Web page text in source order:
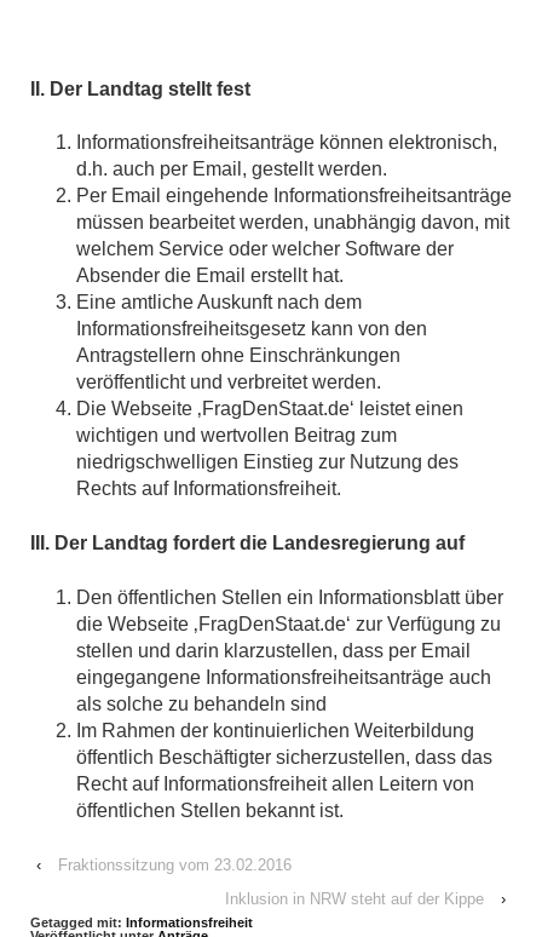
II. Der Landtag stellt fest
Informationsfreiheitsanträge können elektronisch,
d.h. auch per Email, gestellt werden.
Per Email eingehende Informationsfreiheitsanträge
müssen bearbeitet werden, unabhängig davon, mit
welchem Service oder welcher Software der
Absender die Email erstellt hat.
Eine amtliche Auskunft nach dem
Informationsfreiheitsgesetz kann von den
Antragstellern ohne Einschränkungen
veröffentlicht und verbreitet werden.
Die Webseite ‚FragDenStaat.de‘ leistet einen
wichtigen und wertvollen Beitrag zum
niedrigschwelligen Einstieg zur Nutzung des
Rechts auf Informationsfreiheit.
III. Der Landtag fordert die Landesregierung auf
Den öffentlichen Stellen ein Informationsblatt über
die Webseite ‚FragDenStaat.de‘ zur Verfügung zu
stellen und darin klarzustellen, dass per Email
eingegangene Informationsfreiheitsanträge auch
als solche zu behandeln sind
Im Rahmen der kontinuierlichen Weiterbildung
öffentlich Beschäftigter sicherzustellen, dass das
Recht auf Informationsfreiheit allen Leitern von
öffentlichen Stellen bekannt ist.
‹
Fraktionssitzung vom 23.02.2016
Inklusion in NRW steht auf der Kippe
›
Getagged mit: Informationsfreiheit